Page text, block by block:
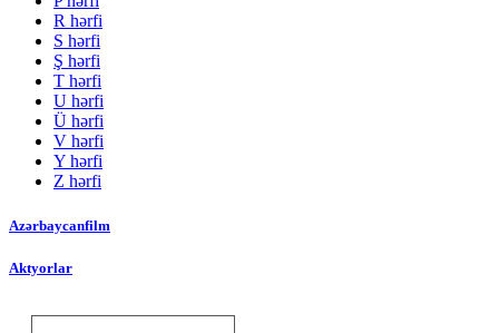
R hərfi
S hərfi
Ş hərfi
T hərfi
U hərfi
Ü hərfi
V hərfi
Y hərfi
Z hərfi
Azərbaycanfilm
Aktyorlar